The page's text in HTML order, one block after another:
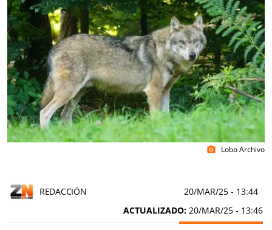
photo_camera Lobo Archivo
REDACCIÓN 20/MAR/25 - 13:44
ACTUALIZADO: 20/MAR/25 - 13:46